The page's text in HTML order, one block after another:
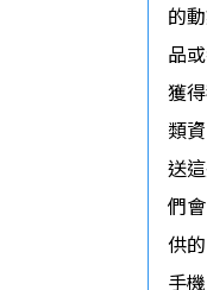
的
品
獲
類
送
們
供
手